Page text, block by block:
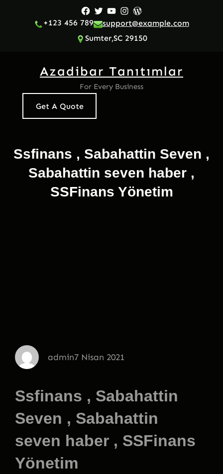
Facebook
TwitterYouTube
Instagram
WordPress
+123 456 789
support@example.com
Sumter,SC 29150
Azadibar Tanıtımlar
For Every Business
Get A Quote
Ssfinans , Sabahattin Seven ,
Sabahattin seven haber ,
SSFinans Yönetim
admin7 Nisan 2021
Ssfinans , Sabahattin
Seven , Sabahattin
seven haber , SSFinans
Yönetim